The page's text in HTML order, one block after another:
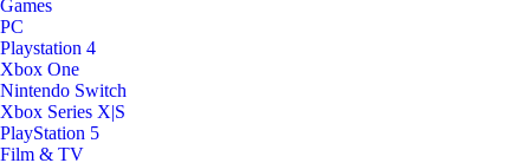
Games
PC
Playstation 4
Xbox One
Nintendo Switch
Xbox Series X|S
PlayStation 5
Film & TV